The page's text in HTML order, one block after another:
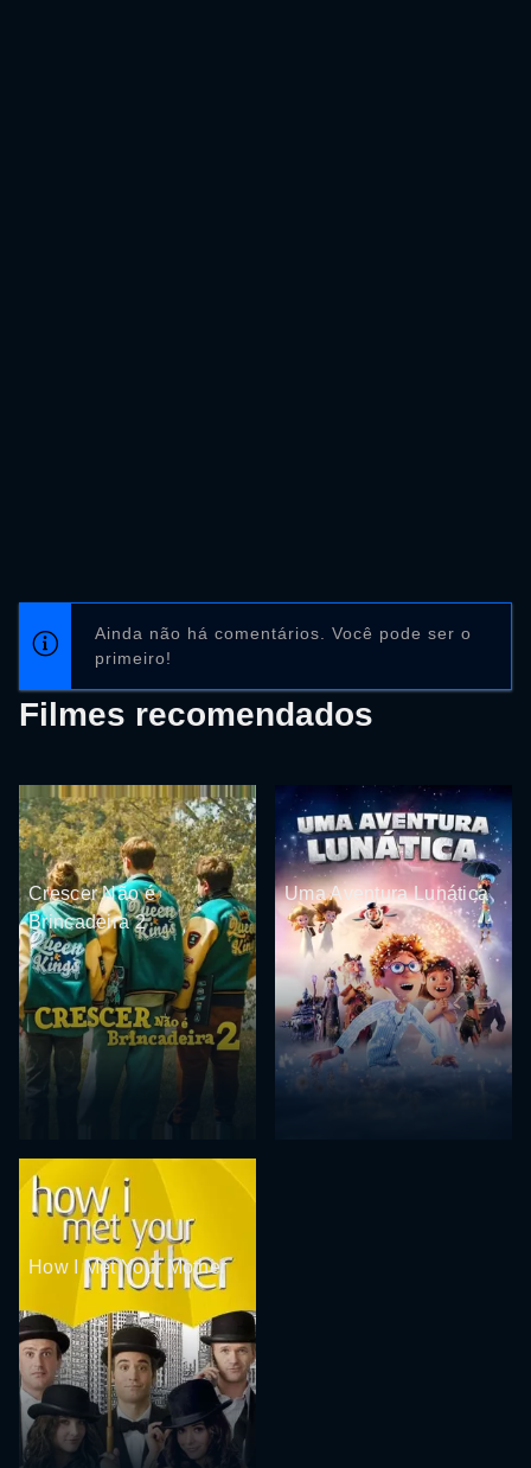
Ainda não há comentários. Você pode ser o
primeiro!
Filmes recomendados
Crescer Não é
Brincadeira 2
Uma Aventura Lunática
How I Met Your Mother